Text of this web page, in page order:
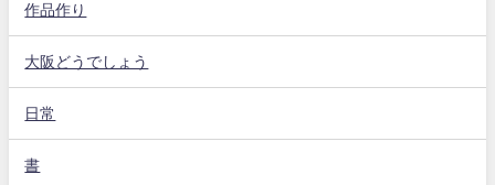
作品作り
大阪どうでしょう
日常
書